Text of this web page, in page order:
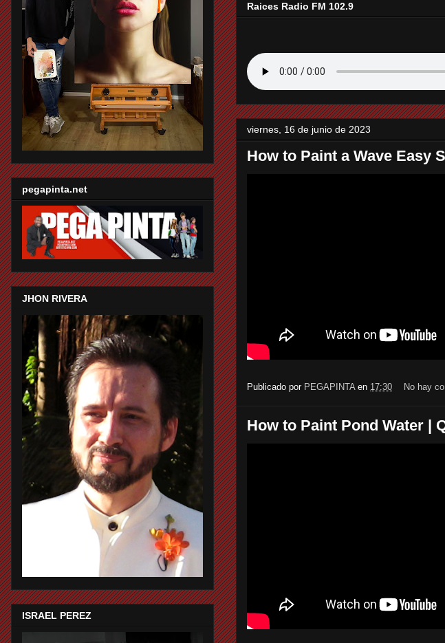
Raices Radio FM 102.9
viernes, 16 de junio de 2023
How to Paint a Wave Easy
Publicado por PEGAPINTA en 17:30 No hay
How to Paint Pond Water |
pegapinta.net
JHON RIVERA
ISRAEL PEREZ